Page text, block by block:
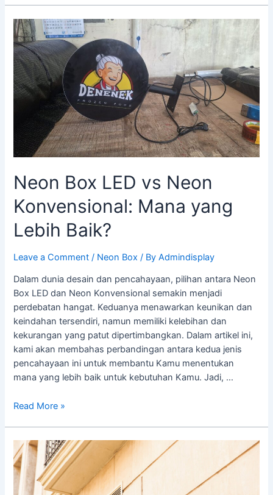
Neon Box LED vs Neon
Konvensional: Mana yang
Lebih Baik?
Leave a Comment / Neon Box / ByAdmindisplay
Dalam dunia desain dan pencahayaan, pilihan antara Neon
Box LED dan Neon Konvensional semakin menjadi
perdebatan hangat. Keduanya menawarkan keunikan dan
keindahan tersendiri, namun memiliki kelebihan dan
kekurangan yang patut dipertimbangkan. Dalam artikel ini,
kami akan membahas perbandingan antara kedua jenis
pencahayaan ini untuk membantu Kamu menentukan
mana yang lebih baik untuk kebutuhan Kamu. Jadi, …
Neon
Box
LED
vs
Neon
Konvensional:
yang
Lebih
Baik?
Read More »
Cara
Membuat
Neon
Box